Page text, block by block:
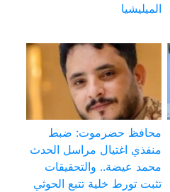
الميليشيا
محافظ حضرموت: ضبط
منفذي اغتيال مراسل الحدث
محمد عيضة.. والتحقيقات
تثبت تورط خلية تتبع الحوثي